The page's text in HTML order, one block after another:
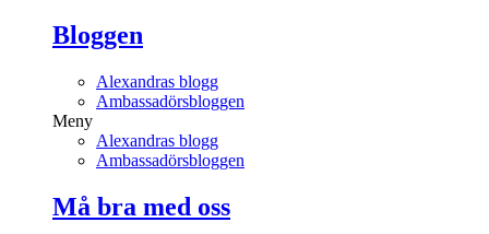
Bloggen
Alexandras blogg
Ambassadörsbloggen
Meny
Alexandras blogg
Ambassadörsbloggen
Må bra med oss